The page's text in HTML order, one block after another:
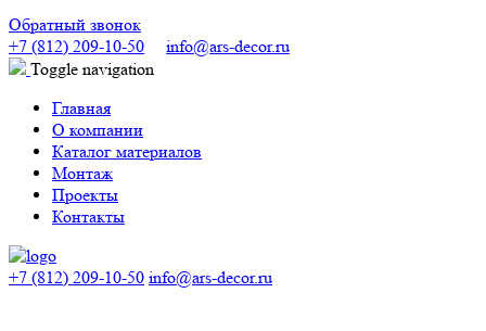
Обратный звонок
+7 (812) 209-10-50
info@ars-decor.ru
Toggle navigation
Главная
О компании
Каталог материалов
Монтаж
Проекты
Контакты
+7 (812) 209-10-50 info@ars-decor.ru